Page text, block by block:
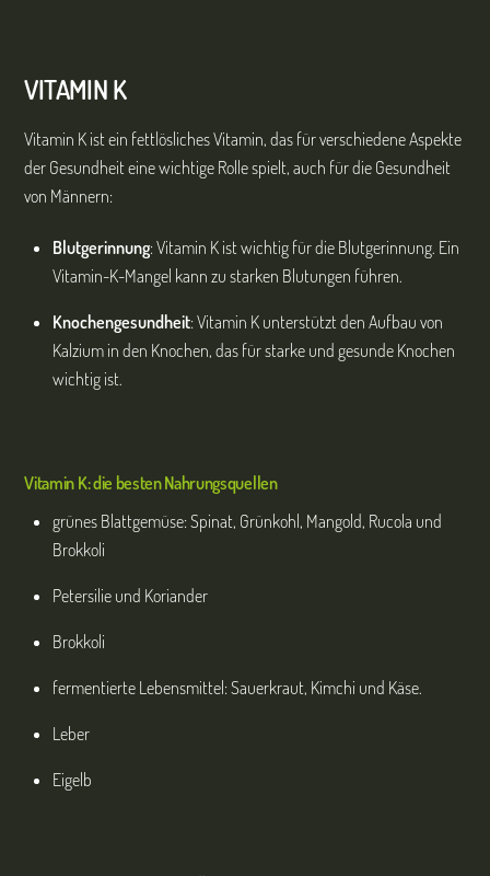
VITAMIN K
Vitamin K ist ein fettlösliches Vitamin, das für verschiedene Aspekte
der Gesundheit eine wichtige Rolle spielt, auch für die Gesundheit
von Männern:
Blutgerinnung: Vitamin K ist wichtig für die Blutgerinnung. Ein
Vitamin-K-Mangel kann zu starken Blutungen führen.
Knochengesundheit: Vitamin K unterstützt den Aufbau von
Kalzium in den Knochen, das für starke und gesunde Knochen
wichtig ist.
Vitamin K: die besten Nahrungsquellen
grünes Blattgemüse: Spinat, Grünkohl, Mangold, Rucola und
Brokkoli
Petersilie und Koriander
Brokkoli
fermentierte Lebensmittel: Sauerkraut, Kimchi und Käse.
Leber
Eigelb